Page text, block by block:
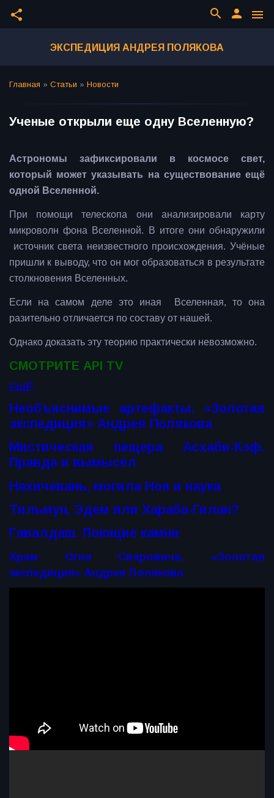
share menu
person
search
ЭКСПЕДИЦИЯ АНДРЕЯ ПОЛЯКОВА
Главная » Статьи » Новости
Ученые открыли еще одну Вселенную?
Астрономы зафиксировали в космосе свет,
который может указывать на существование ещё
одной Вселенной.
При помощи телескопа они анализировали карту
микроволн фона Вселенной. В итоге они обнаружили
источник света неизвестного происхождения. Учёные
пришли к выводу, что он мог образоваться в результате
столкновения Вселенных.
Если на самом деле это иная Вселенная, то она
разительно отличается по составу от нашей.
Однако доказать эту теорию практически невозможно.
СМОТРИТЕ API TV
ЕЩЁ:
Необъяснимые артефакты. «Золотая
экспедиция» Андрея Полякова
Мистическая пещера Асхаби-Кэф.
Правда и вымысел
Нахичевань, могила Ноя и наука
Тильмун, Эдем или Хараба-Гилан?
Гавалдаш. Поющие камни
Храм Огня Сварожича. «Золотая
экспедиция» Андрея Полякова